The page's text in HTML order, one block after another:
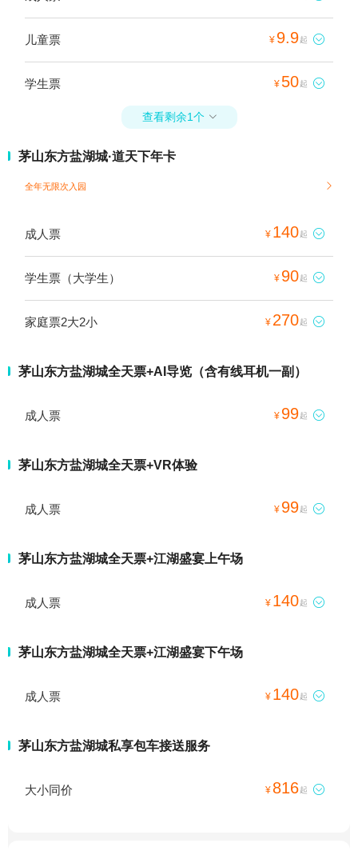
儿童票 ¥ 9.9起 
学生票 ¥ 50起 
查看剩余1个 
茅山东方盐湖城·道天下年卡
全年无限次入园 
成人票 ¥ 140起 
学生票（大学生） ¥ 90起 
家庭票2大2小 ¥ 270起 
茅山东方盐湖城全天票+AI导览（含有线耳机一副）
成人票 ¥ 99起 
茅山东方盐湖城全天票+VR体验
成人票 ¥ 99起 
茅山东方盐湖城全天票+江湖盛宴上午场
成人票 ¥ 140起 
茅山东方盐湖城全天票+江湖盛宴下午场
成人票 ¥ 140起 
茅山东方盐湖城私享包车接送服务
大小同价 ¥ 816起 